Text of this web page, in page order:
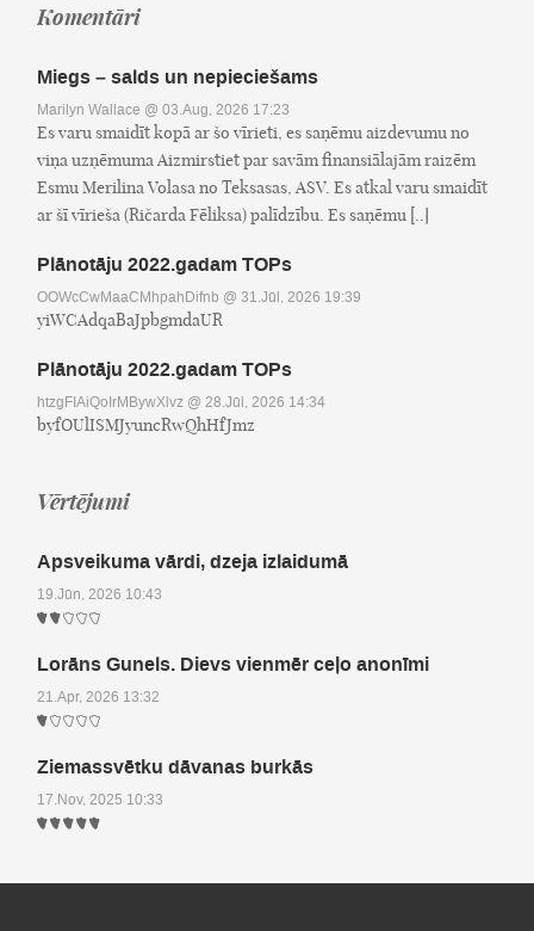
Komentāri
Miegs – salds un nepieciešams
Marilyn Wallace @ 03.Aug, 2026 17:23
Es varu smaidīt kopā ar šo vīrieti, es saņēmu aizdevumu no
viņa uzņēmuma Aizmirstiet par savām finansiālajām raizēm
Esmu Merilina Volasa no Teksasas, ASV. Es atkal varu smaidīt
ar šī vīrieša (Ričarda Fēliksa) palīdzību. Es saņēmu [..]
Plānotāju 2022.gadam TOPs
OOWcCwMaaCMhpahDifnb @ 31.Jūl, 2026 19:39
yiWCAdqaBaJpbgmdaUR
Plānotāju 2022.gadam TOPs
htzgFIAiQoIrMBywXlvz @ 28.Jūl, 2026 14:34
byfOUlISMJyuncRwQhHfJmz
Vērtējumi
Apsveikuma vārdi, dzeja izlaidumā
19.Jūn, 2026 10:43
Lorāns Gunels. Dievs vienmēr ceļo anonīmi
21.Apr, 2026 13:32
Ziemassvētku dāvanas burkās
17.Nov, 2025 10:33